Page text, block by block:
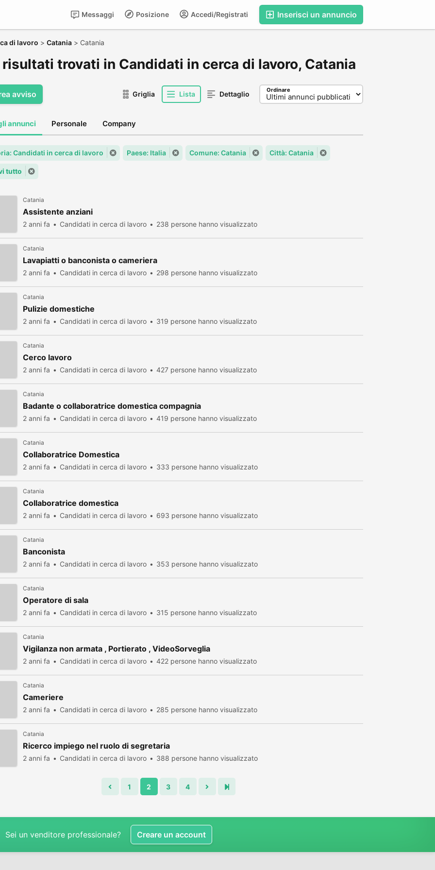
Inserisci un annuncio
Accedi/Registrati
Posizione
Messaggi
di lavoro > Catania > Catania
trovati in Candidati in cerca di lavoro, Catania
avviso Griglia Lista Dettaglio Ordinare
annunci Personale Company
Candidati in cerca di lavoro Paese: Italia Comune: Catania Città: Catania
tutto
Catania
Assistente anziani
2 anni fa Candidati in cerca di lavoro 238 persone hanno visualizzato
Catania
Lavapiatti o banconista o cameriera
2 anni fa Candidati in cerca di lavoro 298 persone hanno visualizzato
Catania
Pulizie domestiche
2 anni fa Candidati in cerca di lavoro 319 persone hanno visualizzato
Catania
Cerco lavoro
2 anni fa Candidati in cerca di lavoro 427 persone hanno visualizzato
Catania
Badante o collaboratrice domestica compagnia
2 anni fa Candidati in cerca di lavoro 419 persone hanno visualizzato
Catania
Collaboratrice Domestica
2 anni fa Candidati in cerca di lavoro 333 persone hanno visualizzato
Catania
Collaboratrice domestica
2 anni fa Candidati in cerca di lavoro 693 persone hanno visualizzato
Catania
Banconista
2 anni fa Candidati in cerca di lavoro 353 persone hanno visualizzato
Catania
Operatore di sala
2 anni fa Candidati in cerca di lavoro 315 persone hanno visualizzato
Catania
Vigilanza non armata , Portierato , VideoSorveglia
2 anni fa Candidati in cerca di lavoro 422 persone hanno visualizzato
Catania
Cameriere
2 anni fa Candidati in cerca di lavoro 285 persone hanno visualizzato
Catania
Ricerco impiego nel ruolo di segretaria
2 anni fa Candidati in cerca di lavoro 388 persone hanno visualizzato
1 2 3 4
Sei un venditore professionale? Creare un account